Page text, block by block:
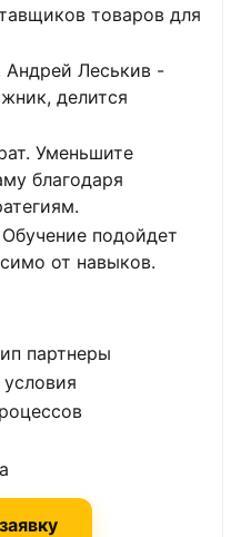
товаров для
Андрей Леськив -
делится
Уменьшите
благодаря
подойдет
от навыков.
партнеры